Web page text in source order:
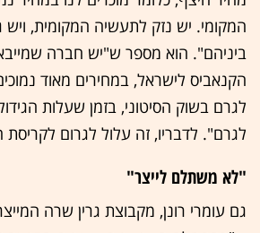
המקומי. יש נזק לתעשיה המקומית,
ביניהם". הוא מספר ש"יש חברה
לגרם". לדבריו, זה עלול לגרום לקריסת
"לא משתלם לייצר"
גם עומרי רונן, מקבוצת גרין שרה